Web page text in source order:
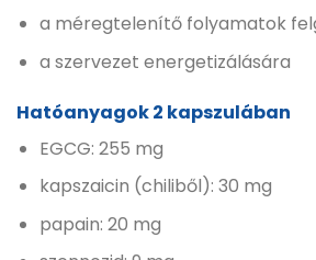
a méregtelenítő folyamatok
a szervezet energetizálására
Hatóanyagok 2 kapszulában
EGCG: 255 mg
kapszaicin (chiliből): 30 mg
papain: 20 mg